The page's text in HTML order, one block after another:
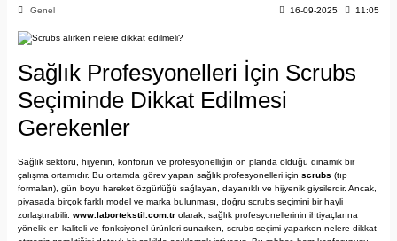
Genel 16-09-2025 11:05
Sağlık Profesyonelleri İçin Scrubs
Seçiminde Dikkat Edilmesi
Gerekenler
Sağlık sektörü, hijyenin, konforun ve profesyonelliğin ön planda olduğu dinamik bir
çalışma ortamıdır. Bu ortamda görev yapan sağlık profesyonelleri için scrubs (tıp
formaları), gün boyu hareket özgürlüğü sağlayan, dayanıklı ve hijyenik giysilerdir. Ancak,
piyasada birçok farklı model ve marka bulunması, doğru scrubs seçimini bir hayli
zorlaştırabilir. www.labortekstil.com.tr olarak, sağlık profesyonellerinin ihtiyaçlarına
yönelik en kaliteli ve fonksiyonel ürünleri sunarken, scrubs seçimi yaparken nelere dikkat